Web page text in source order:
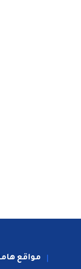
مواقع